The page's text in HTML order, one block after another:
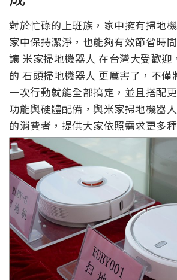
對於忙碌的上班族，家中擁有掃地
家中保持潔淨，也能夠有效節省時
讓 米家掃地機器人 在台灣大受歡迎
的 石頭掃地機器人 更厲害了，不僅
一次行動就能全部搞定，並且搭配
功能與硬體配備，與米家掃地機器
的消費者，提供大家依照需求更多種